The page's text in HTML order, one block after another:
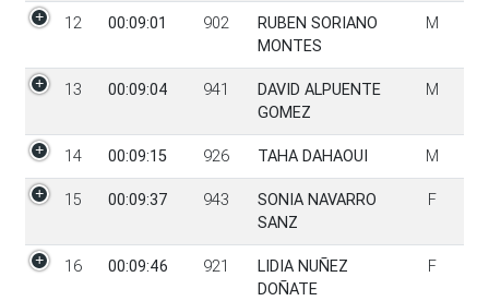
12 00:09:01 902
RUBEN SORIANO
MONTES
M
13 00:09:04 941
DAVID ALPUENTE
GOMEZ
M
14 00:09:15 926 TAHA DAHAOUI M
15 00:09:37 943
SONIA NAVARRO
SANZ
F
16 00:09:46 921
LIDIA NUÑEZ
DOÑATE
F